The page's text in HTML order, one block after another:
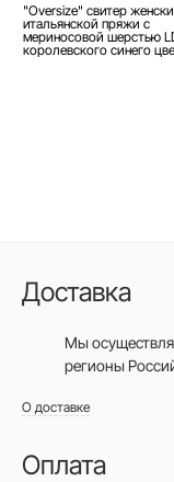
"Oversize" свитер
итальянской пряжи с
мериносовой шерстью
королевского синего
Доставка
Мы
регионы
О доставке
Оплата